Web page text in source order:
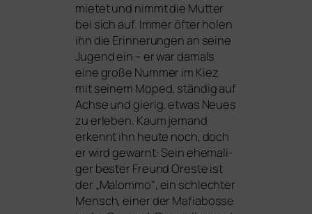
mie­tet und nimmt die Mutter
bei sich auf. Immer öfter holen
ihn die Erinnerungen an sei­ne
Jugend ein – er war damals
eine gro­ße Nummer im Kiez
mit sei­nem Moped, stän­dig auf
Achse und gie­rig, etwas Neues
zu erle­ben. Kaum jemand
erkennt ihn heu­te noch, doch
er wird gewarnt: Sein ehe­ma­li­
ger bes­ter Freund Oreste ist
der „Malommo“, ein schlech­ter
Mensch, einer der Mafiabosse